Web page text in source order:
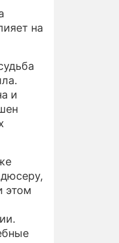
на
и
этом